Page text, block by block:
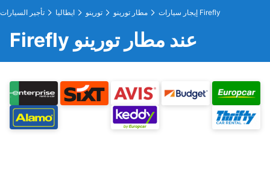
تأجير السيارات ايطاليا تورينو مطار تورينو إيجار سيارات Firefly
Firefly عند مطار تورينو